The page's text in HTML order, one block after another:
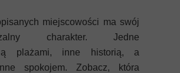
Thasos
Lanzarote
miejscowości ma swój
charakter. Jedne
plażami, inne historią, a
spokojem. Zobacz, która